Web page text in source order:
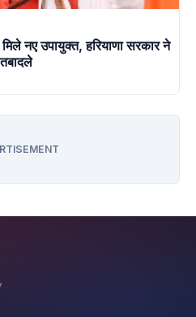
नए उपायुक्त, हरियाणा सरकार ने